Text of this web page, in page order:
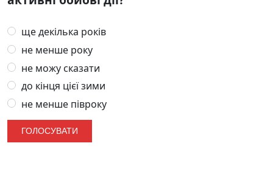
ще декілька років
не менше року
не можу сказати
до кінця цієї зими
не менше півроку